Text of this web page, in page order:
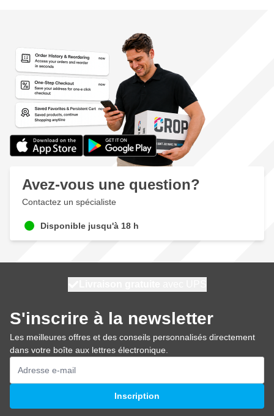
Avez-vous une question?
Contactez un spécialiste
Disponible jusqu'à 18 h
S'inscrire à la newsletter
Les meilleures offres et des conseils personnalisés directement
dans votre boîte aux lettres électronique.
Adresse mail
Inscription